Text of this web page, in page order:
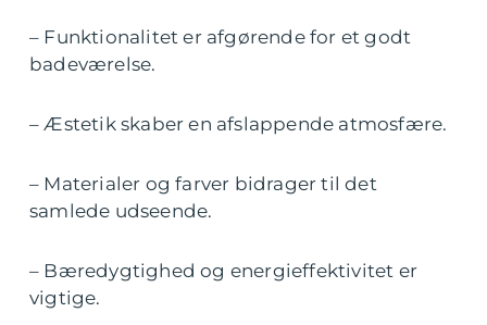
– Funktionalitet er afgørende for et godt
badeværelse.
– Æstetik skaber en afslappende atmosfære.
– Materialer og farver bidrager til det
samlede udseende.
– Bæredygtighed og energieffektivitet er
vigtige.